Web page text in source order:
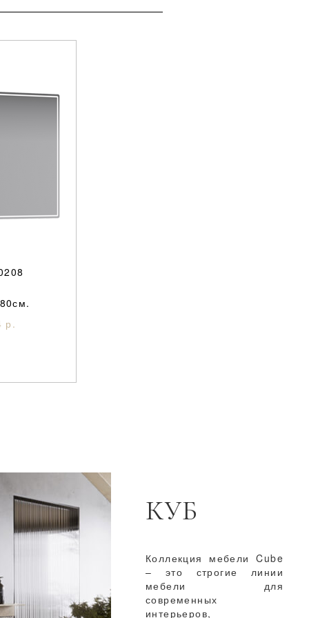
р.
КУБ
Коллекция мебели Cube
– это строгие линии
мебели для
современных
интерьеров,